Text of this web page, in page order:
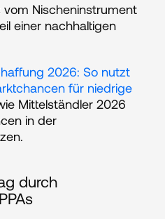
vom Nischeninstrument
einer nachhaltigen
2026: So nutzt
für niedrige
Mittelständler 2026
in der
durch